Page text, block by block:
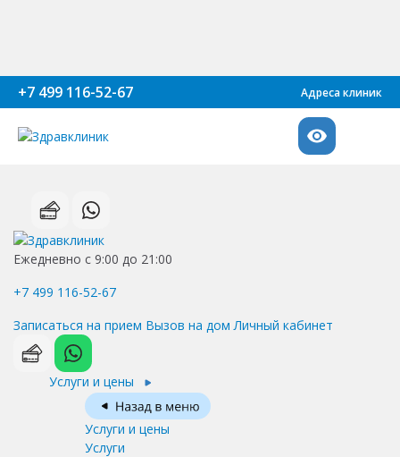
+7 499 116-52-67 Адреса клиник
Ежедневно с 9:00 до 21:00
+7 499 116-52-67
Записаться на прием Вызов на дом Личный кабинет
Услуги и цены
Услуги и цены
Услуги